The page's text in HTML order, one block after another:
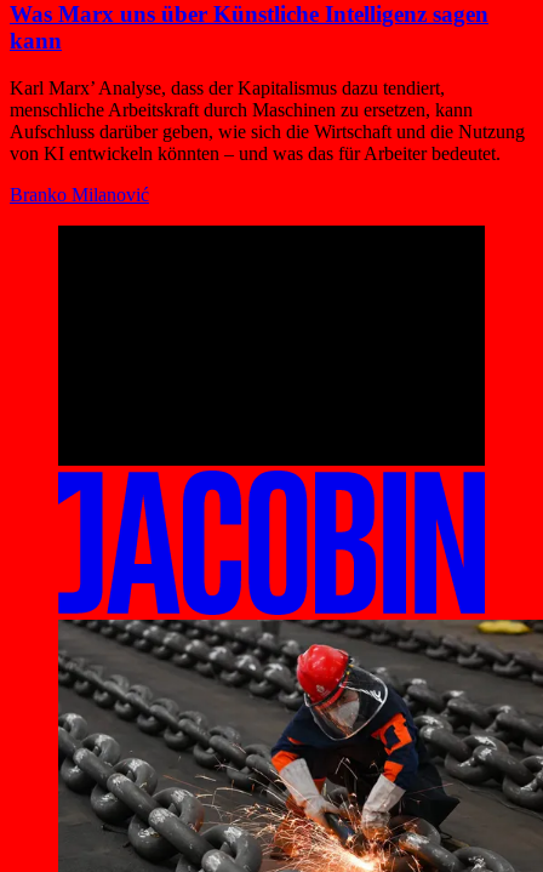
Was Marx uns über Künstliche Intelligenz sagen
kann
Karl Marx’ Analyse, dass der Kapitalismus dazu tendiert,
menschliche Arbeitskraft durch Maschinen zu ersetzen, kann
Aufschluss darüber geben, wie sich die Wirtschaft und die Nutzung
von KI entwickeln könnten – und was das für Arbeiter bedeutet.
Branko Milanović